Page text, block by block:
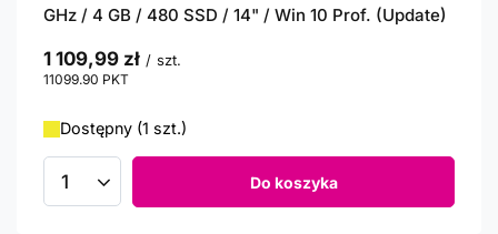
GHz / 4 GB / 480 SSD / 14" / Win 10 Prof. (Update)
1 109,99 zł / szt.
11099.90 PKT
Dostępny (1 szt.)
Ilość produktów Do koszyka